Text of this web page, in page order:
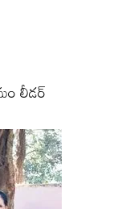
లీడర్‌